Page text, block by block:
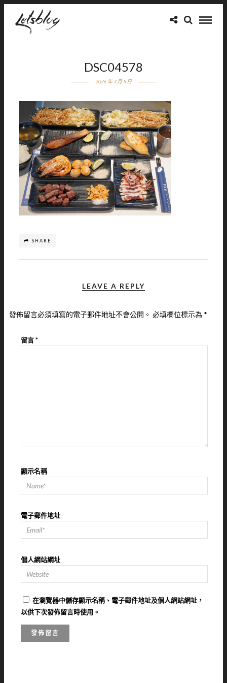
DSC04578
2026 年 4 月 8 日
SHARE
LEAVE A REPLY
發佈留言必須填寫的電子郵件地址不會公開。 必填欄位標示為 *
留言*
顯示名稱
電子郵件地址
個人網站網址
在瀏覽器中儲存顯示名稱、電子郵件地址及個人網站網址，
以供下次發佈留言時使用。